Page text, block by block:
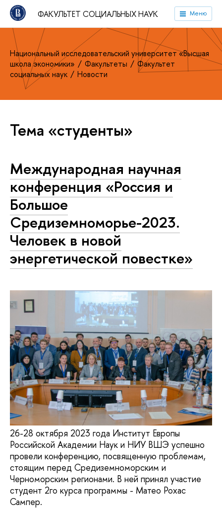
ФАКУЛЬТЕТ СОЦИАЛЬНЫХ НАУК Меню
Национальный исследовательский университет «Высшая
школа экономики»
Факультеты
Факультет
социальных наук
Новости
Тема «студенты»
Международная научная
конференция «Россия и
Большое
Средиземноморье-2023.
Человек в новой
энергетической повестке»
26-28 октября 2023 года Институт Европы
Российской Академии Наук и НИУ ВШЭ успешно
провели конференцию, посвященную проблемам,
стоящим перед Средиземноморским и
Черноморским регионами. В ней принял участие
студент 2го курса программы - Матео Рохас
Сампер.